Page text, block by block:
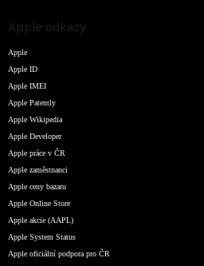
Apple odkazy
Apple
Apple ID
Apple IMEI
Apple Patently
Apple Wikipedia
Apple Developer
Apple práce v ČR
Apple zaměstnanci
Apple ceny bazaru
Apple Online Store
Apple akcie (AAPL)
Apple System Status
Apple oficiální podpora pro ČR